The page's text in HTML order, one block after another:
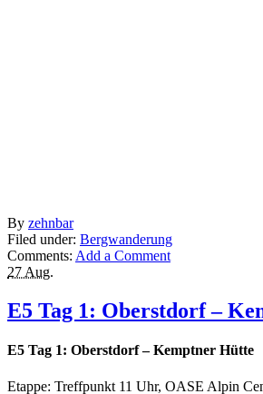
By zehnbar
Filed under: Bergwanderung
Comments: Add a Comment
27 Aug.
E5 Tag 1: Oberstdorf –
E5 Tag 1: Oberstdorf – Kemptner Hütte
Etappe: Treffpunkt 11 Uhr, OASE Alpin